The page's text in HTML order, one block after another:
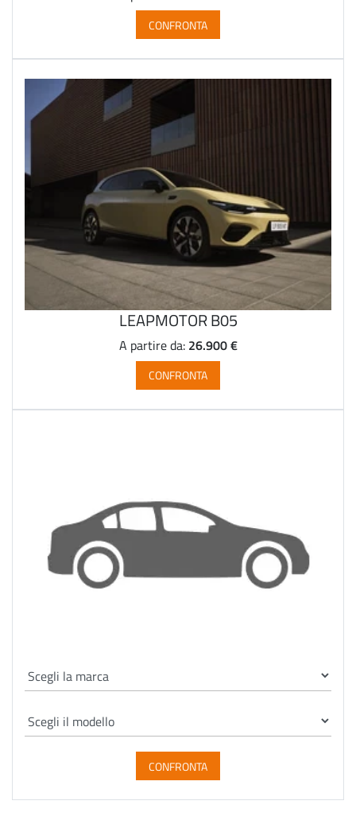
CONFRONTA
LEAPMOTOR B05
A partire da: 26.900 €
CONFRONTA
CONFRONTA